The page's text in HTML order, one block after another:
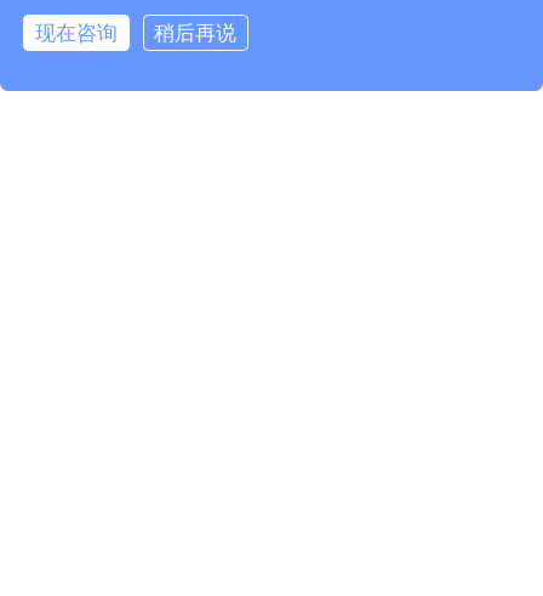
现在咨询
稍后再说
在线咨询